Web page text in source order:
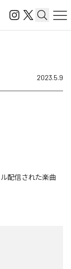
2023.5.9
配信された楽曲